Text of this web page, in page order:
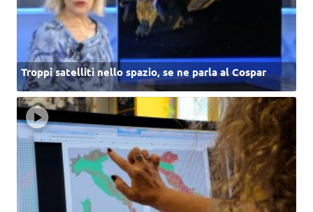
Troppi satelliti nello spazio, se ne parla al Cospar